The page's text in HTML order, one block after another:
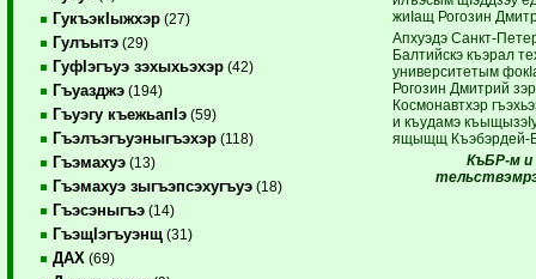
ГукъэкIыжхэр (27)
Гулъытэ (29)
ГуфIэгъуэ зэхыхьэхэр (42)
Гъуазджэ (194)
Гъуэгу къежьапIэ (59)
Гъэлъэгъуэныгъэхэр (118)
Гъэмахуэ (13)
Гъэмахуэ зыгъэпсэхугъуэ (18)
Гъэсэныгъэ (14)
ГъэщIэгъуэнщ (31)
ДАХ (69)
жиIащ Рогозин
Апхуэдэ Санкт-
Балтийскэ къэрал
университетым
Рогозин Дмитрий
Космонавтхэр
и къудамэ
ящыщщ Къэбэрдей-
КъБР-м